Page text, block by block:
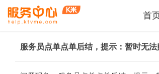
首
服务员点单点单后结，提示：暂时无法